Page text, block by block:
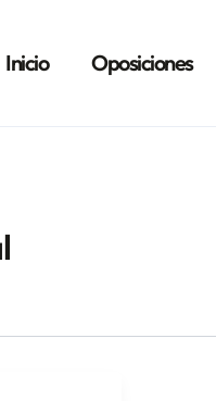
Inicio Oposiciones